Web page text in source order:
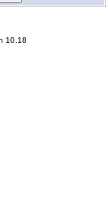
10.18